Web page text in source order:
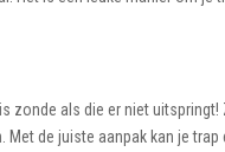
als die er niet uitspringt!
de juiste aanpak kan je trap